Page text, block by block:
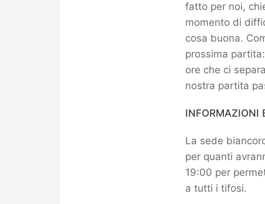
fatto per noi,
momento di
cosa buona.
prossima
ore che ci
nostra partita
INFORMAZIONI
La sede
per quanti
19:00 per
a tutti i tifosi.